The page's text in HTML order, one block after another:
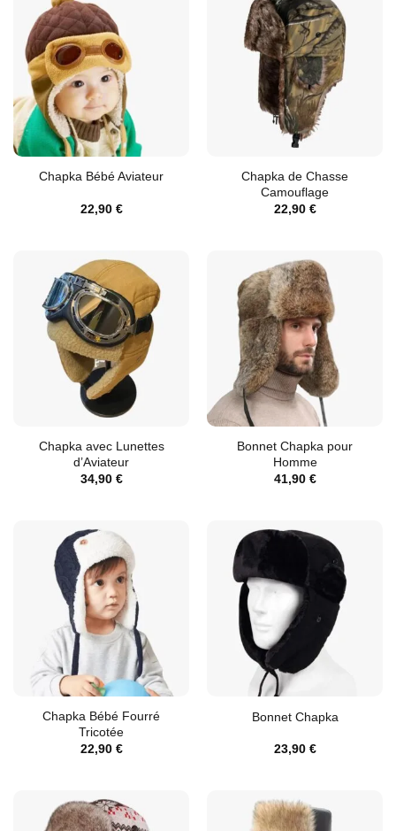
Chapka Bébé Aviateur
22,90 €
Chapka de Chasse
Camouflage
22,90 €
Chapka avec Lunettes
d’Aviateur
34,90 €
Bonnet Chapka pour
Homme
41,90 €
Chapka Bébé Fourré
Tricotée
22,90 €
Bonnet Chapka
23,90 €